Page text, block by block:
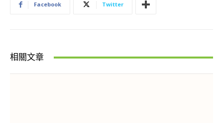
Facebook Twitter
相關文章